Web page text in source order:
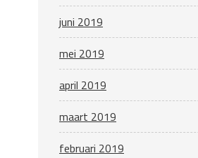
juni 2019
mei 2019
april 2019
maart 2019
februari 2019